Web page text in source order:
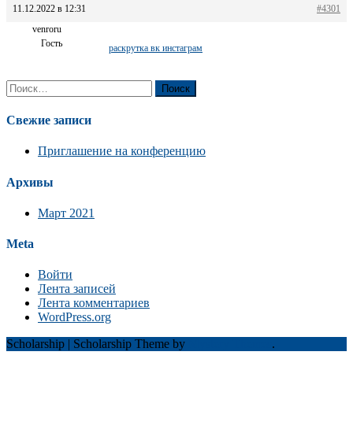
11.12.2022 в 12:31
#4301
venroru
Гость
раскрутка вк инстаграм
Найти:
Свежие записи
Приглашение на конференцию
Архивы
Март 2021
Meta
Войти
Лента записей
Лента комментариев
WordPress.org
Scholarship
Scholarship Theme by .